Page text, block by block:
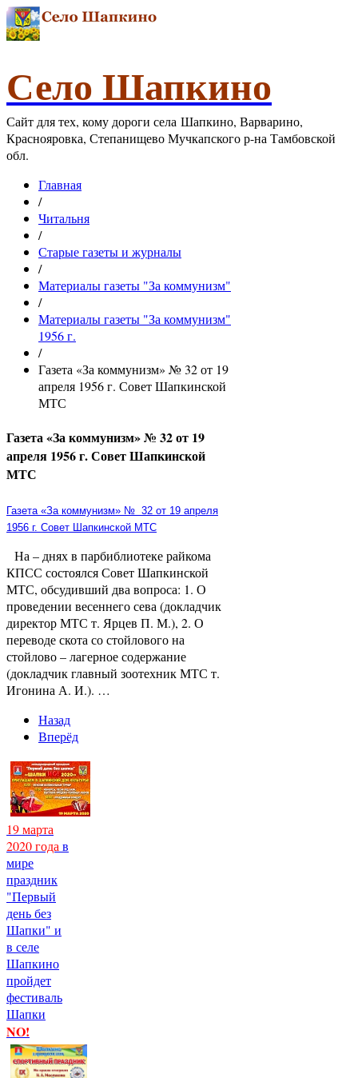
Село Шапкино
Сайт для тех, кому дороги села Шапкино, Варварино,
Краснояровка, Степанищево Мучкапского р-на Тамбовской
обл.
Главная
/
Читальня
/
Старые газеты и журналы
/
Материалы газеты "За коммунизм"
/
Материалы газеты "За коммунизм"
1956 г.
/
Газета «За коммунизм» № 32 от 19
апреля 1956 г. Совет Шапкинской
МТС
Газета «За коммунизм» № 32 от 19
апреля 1956 г. Совет Шапкинской
МТС
Газета «За коммунизм» № 32 от 19 апреля
1956 г. Совет Шапкинской МТС
На – днях в парбиблиотеке райкома
КПСС состоялся Совет Шапкинской
МТС, обсудивший два вопроса: 1. О
проведении весеннего сева (докладчик
директор МТС т. Ярцев П. М.), 2. О
переводе скота со стойлового на
стойлово – лагерное содержание
(докладчик главный зоотехник МТС т.
Игонина А. И.). …
Назад
Вперёд
19 марта
2020 года в
мире
праздник
"Первый
день без
Шапки" и
в селе
Шапкино
пройдет
фестиваль
Шапки
NO!